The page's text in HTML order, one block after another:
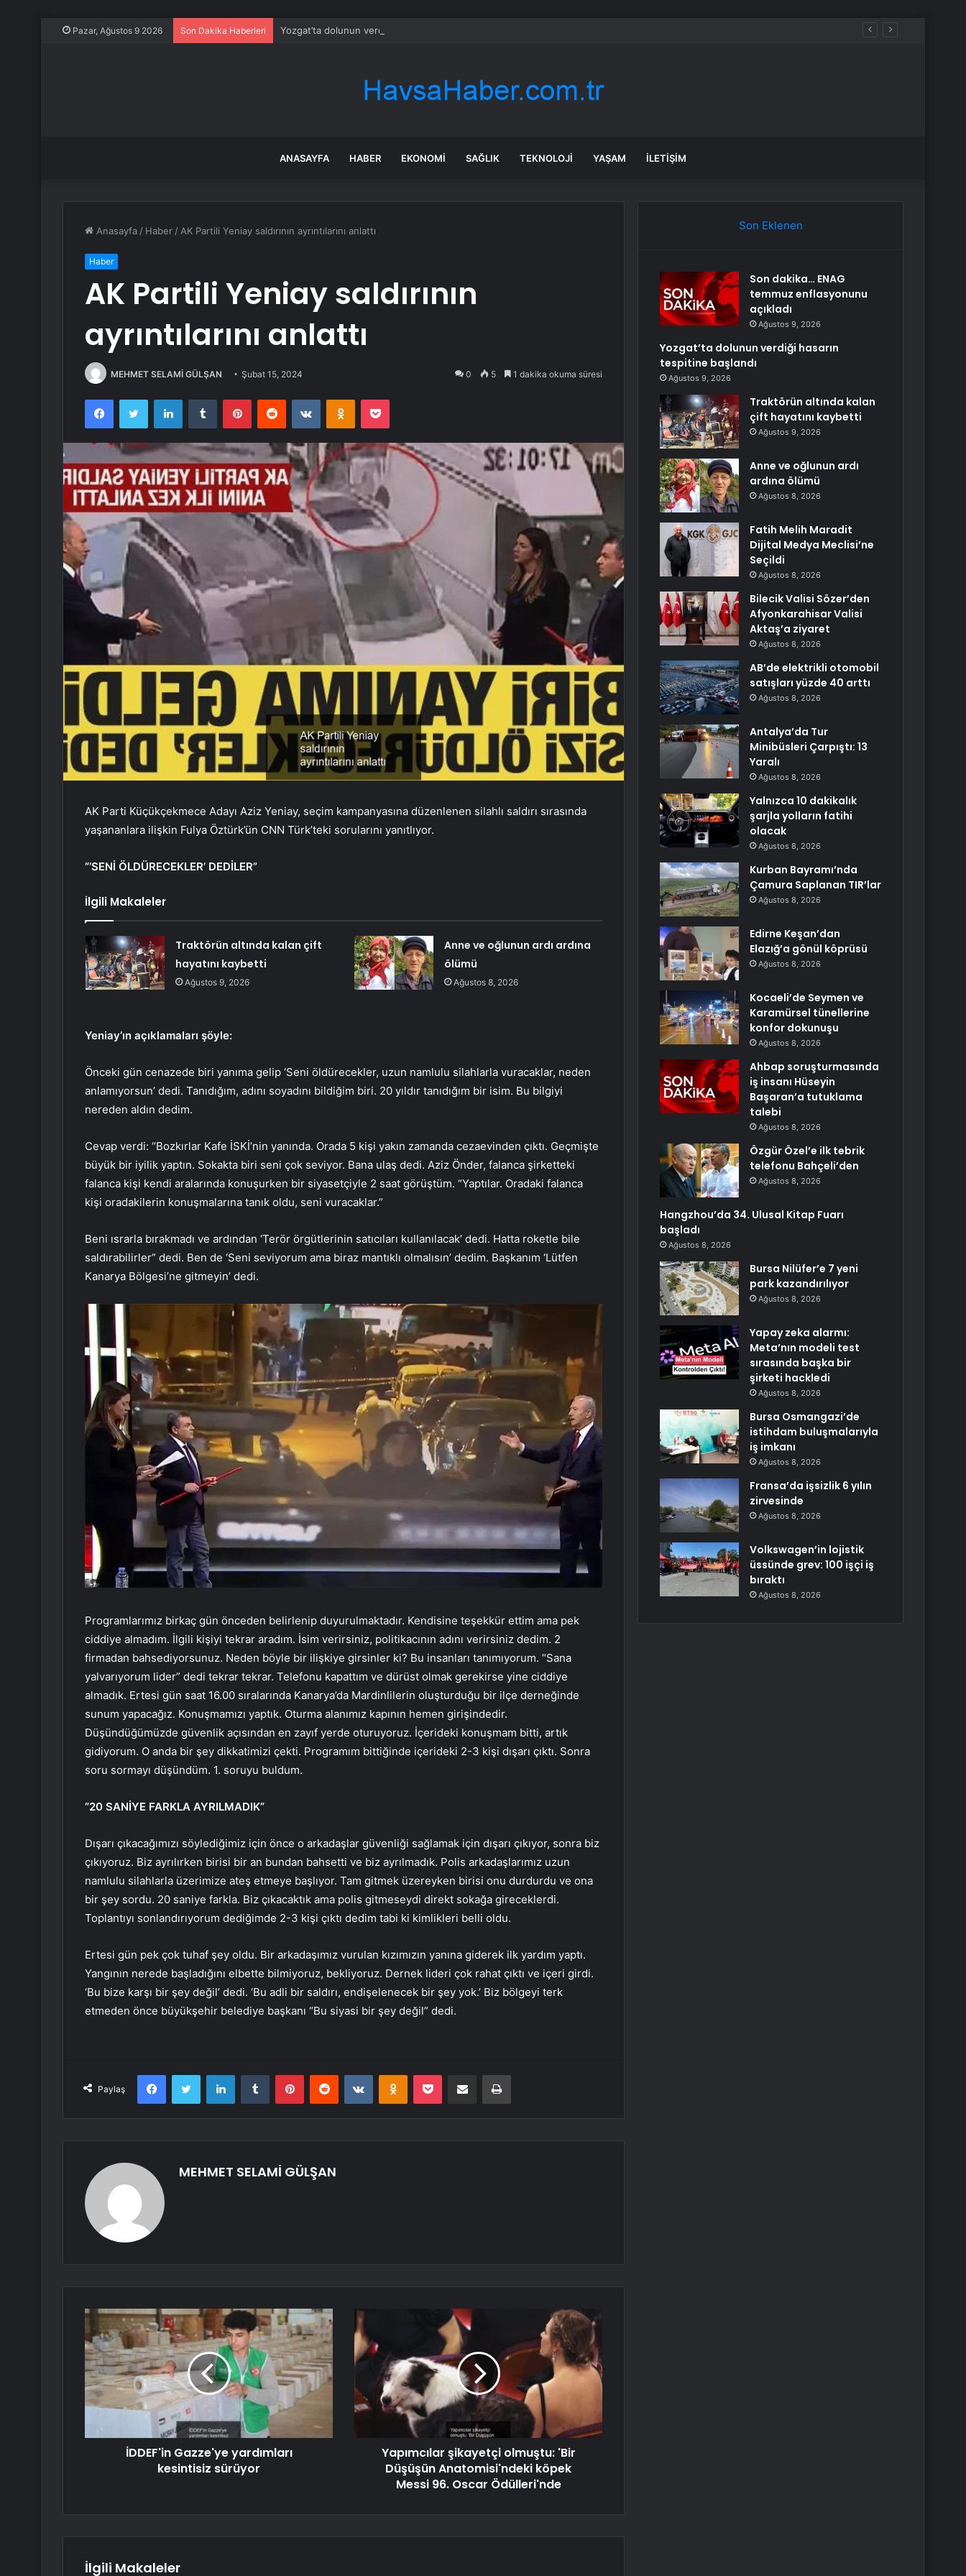
Pazar, Ağustos 9 2026 Son Dakika Haberleri Yozgat’ta dolunun verdiği hasarın tespitine başlandı
ANASAYFA HABER EKONOMI SAĞLIK TEKNOLOJI YAŞAM İLETIŞIM
Anasayfa / Haber / AK Partili Yeniay saldırının ayrıntılarını anlattı
Haber
AK Partili Yeniay saldırının
ayrıntılarını anlattı
MEHMET SELAMİ GÜLŞAN Şubat 15, 2024 0 5 1 dakika okuma süresi
FacebookTwitter LinkedInTumblr PinterestReddit VKontakteOdnoklassniki
Pocket
AK Parti Küçükçekmece Adayı Aziz Yeniay, seçim kampanyasına düzenlenen silahlı saldırı sırasında
yaşananlara ilişkin Fulya Öztürk’ün CNN Türk’teki sorularını yanıtlıyor.
“‘SENİ ÖLDÜRECEKLER’ DEDİLER”
İlgili Makaleler
Traktörün altında kalan çift
hayatını kaybetti
Ağustos 9, 2026
Anne ve oğlunun ardı ardına
ölümü
Ağustos 8, 2026
Yeniay’ın açıklamaları şöyle:
Önceki gün cenazede biri yanıma gelip ‘Seni öldürecekler, uzun namlulu silahlarla vuracaklar, neden
anlamıyorsun’ dedi. Tanıdığım, adını soyadını bildiğim biri. 20 yıldır tanıdığım bir isim. Bu bilgiyi
nereden aldın dedim.
Cevap verdi: “Bozkırlar Kafe İSKİ’nin yanında. Orada 5 kişi yakın zamanda cezaevinden çıktı. Geçmişte
büyük bir iyilik yaptın. Sokakta biri seni çok seviyor. Bana ulaş dedi. Aziz Önder, falanca şirketteki
falanca kişi kendi aralarında konuşurken bir siyasetçiyle 2 saat görüştüm. “Yaptılar. Oradaki falanca
kişi oradakilerin konuşmalarına tanık oldu, seni vuracaklar.”
Beni ısrarla bırakmadı ve ardından ‘Terör örgütlerinin satıcıları kullanılacak’ dedi. Hatta roketle bile
saldırabilirler” dedi. Ben de ‘Seni seviyorum ama biraz mantıklı olmalısın’ dedim. Başkanım ‘Lütfen
Kanarya Bölgesi’ne gitmeyin’ dedi.
Programlarımız birkaç gün önceden belirlenip duyurulmaktadır. Kendisine teşekkür ettim ama pek
ciddiye almadım. İlgili kişiyi tekrar aradım. İsim verirsiniz, politikacının adını verirsiniz dedim. 2
firmadan bahsediyorsunuz. Neden böyle bir ilişkiye girsinler ki? Bu insanları tanımıyorum. “Sana
yalvarıyorum lider” dedi tekrar tekrar. Telefonu kapattım ve dürüst olmak gerekirse yine ciddiye
almadık. Ertesi gün saat 16.00 sıralarında Kanarya’da Mardinlilerin oluşturduğu bir ilçe derneğinde
sunum yapacağız. Konuşmamızı yaptık. Oturma alanımız kapının hemen girişindedir.
Düşündüğümüzde güvenlik açısından en zayıf yerde oturuyoruz. İçerideki konuşmam bitti, artık
gidiyorum. O anda bir şey dikkatimizi çekti. Programım bittiğinde içerideki 2-3 kişi dışarı çıktı. Sonra
soru sormayı düşündüm. 1. soruyu buldum.
“20 SANİYE FARKLA AYRILMADIK”
Dışarı çıkacağımızı söylediğimiz için önce o arkadaşlar güvenliği sağlamak için dışarı çıkıyor, sonra biz
çıkıyoruz. Biz ayrılırken birisi bir an bundan bahsetti ve biz ayrılmadık. Polis arkadaşlarımız uzun
namlulu silahlarla üzerimize ateş etmeye başlıyor. Tam gitmek üzereyken birisi onu durdurdu ve ona
bir şey sordu. 20 saniye farkla. Biz çıkacaktık ama polis gitmeseydi direkt sokağa gireceklerdi.
Toplantıyı sonlandırıyorum dediğimde 2-3 kişi çıktı dedim tabi ki kimlikleri belli oldu.
Ertesi gün pek çok tuhaf şey oldu. Bir arkadaşımız vurulan kızımızın yanına giderek ilk yardım yaptı.
Yangının nerede başladığını elbette bilmiyoruz, bekliyoruz. Dernek lideri çok rahat çıktı ve içeri girdi.
‘Bu bize karşı bir şey değil’ dedi. ‘Bu adli bir saldırı, endişelenecek bir şey yok.’ Biz bölgeyi terk
etmeden önce büyükşehir belediye başkanı “Bu siyasi bir şey değil” dedi.
Paylaş
FacebookTwitter LinkedInTumblr PinterestReddit VKontakteOdnoklassniki
Pocket E-Posta ile paylaş Yazdır
MEHMET SELAMİ GÜLŞAN
İDDEF'in Gazze'ye yardımları
kesintisiz sürüyor
Yapımcılar şikayetçi olmuştu: 'Bir
Düşüşün Anatomisi'ndeki köpek
Messi 96. Oscar Ödülleri'nde
İlgili Makaleler
Son Eklenen
Son dakika… ENAG
temmuz enflasyonunu
açıkladı
Ağustos 9, 2026
Yozgat’ta dolunun verdiği hasarın
tespitine başlandı
Ağustos 9, 2026
Traktörün altında kalan
çift hayatını kaybetti
Ağustos 9, 2026
Anne ve oğlunun ardı
ardına ölümü
Ağustos 8, 2026
Fatih Melih Maradit
Dijital Medya Meclisi’ne
Seçildi
Ağustos 8, 2026
Bilecik Valisi Sözer’den
Afyonkarahisar Valisi
Aktaş’a ziyaret
Ağustos 8, 2026
AB’de elektrikli otomobil
satışları yüzde 40 arttı
Ağustos 8, 2026
Antalya’da Tur
Minibüsleri Çarpıştı: 13
Yaralı
Ağustos 8, 2026
Yalnızca 10 dakikalık
şarjla yolların fatihi
olacak
Ağustos 8, 2026
Kurban Bayramı’nda
Çamura Saplanan TIR’lar
Ağustos 8, 2026
Edirne Keşan’dan
Elazığ’a gönül köprüsü
Ağustos 8, 2026
Kocaeli’de Seymen ve
Karamürsel tünellerine
konfor dokunuşu
Ağustos 8, 2026
Ahbap soruşturmasında
iş insanı Hüseyin
Başaran’a tutuklama
talebi
Ağustos 8, 2026
Özgür Özel’e ilk tebrik
telefonu Bahçeli’den
Ağustos 8, 2026
Hangzhou’da 34. Ulusal Kitap Fuarı
başladı
Ağustos 8, 2026
Bursa Nilüfer’e 7 yeni
park kazandırılıyor
Ağustos 8, 2026
Yapay zeka alarmı:
Meta’nın modeli test
sırasında başka bir
şirketi hackledi
Ağustos 8, 2026
Bursa Osmangazi’de
istihdam buluşmalarıyla
iş imkanı
Ağustos 8, 2026
Fransa’da işsizlik 6 yılın
zirvesinde
Ağustos 8, 2026
Volkswagen’in lojistik
üssünde grev: 100 işçi iş
bıraktı
Ağustos 8, 2026